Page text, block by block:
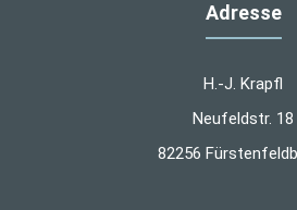
Adresse
H.-J. Krapfl
Neufeldstr. 18
82256